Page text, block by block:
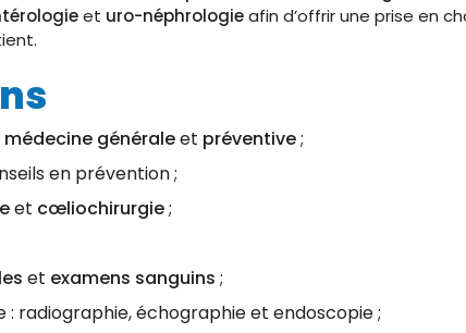
et uro-néphrologieafin d’offrir une prise en
généraleet préventive;
en prévention ;
et cœliochirurgie;
et examens sanguins ;
: radiographie, échographie et endoscopie ;